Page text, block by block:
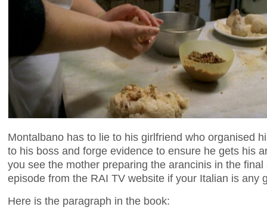
Montalbano has to lie to his girlfriend who organised
to his boss and forge evidence to ensure he gets his
you see the mother preparing the arancinis in the
episode from the RAI TV website if your Italian is any
Here is the paragraph in the book: